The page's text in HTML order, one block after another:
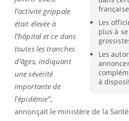
Les
plus à
Les
à
l’activité grippale
était élevée à
l’hôpital et ce dans
toutes les tranches
d’âges, indiquant
une sévérité
importante de
l’épidémie",
annonçait le ministère de la